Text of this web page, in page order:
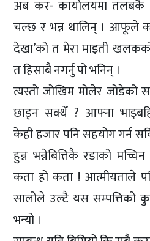
अब कर- कार्यालयमा
चल्छ र भन्न थालिन् । आफूले
देखा’को त मेरा माइती
त हिसाबै नगर्नु पो भनिन् ।
त्यस्तो जोखिम मोलेर जोडेको
छाड्न सक्थेँ ? आफ्ना
केही हजार पनि सहयोग गर्न
हुन्न भन्नेबित्तिकै रडाको
कता हो कता ! आत्मीयताले
सालोले उल्टै यस सम्पत्तिको
भन्यो ।